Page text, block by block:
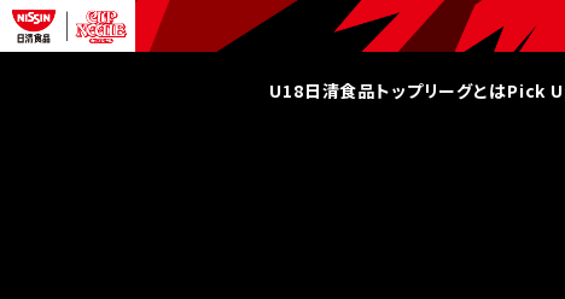
U18日清食品トップリーグとはPick